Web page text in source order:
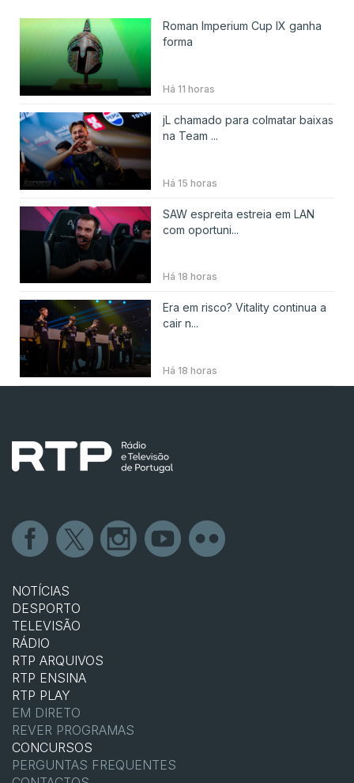
Roman Imperium Cup IX ganha
forma
Há 11 horas
jL chamado para colmatar baixas
na Team ...
Há 15 horas
SAW espreita estreia em LAN
com oportuni...
Há 18 horas
Era em risco? Vitality continua a
cair n...
Há 18 horas
NOTÍCIAS
DESPORTO
TELEVISÃO
RÁDIO
RTP ARQUIVOS
RTP ENSINA
RTP PLAY
EM DIRETO
REVER PROGRAMAS
CONCURSOS
PERGUNTAS FREQUENTES